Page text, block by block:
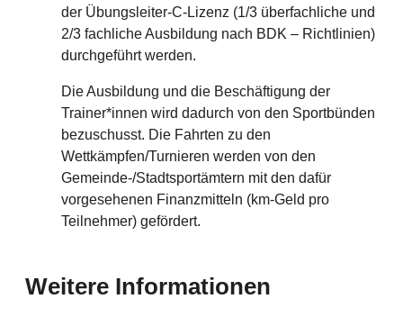
der Übungsleiter-C-Lizenz (1/3 überfachliche und
2/3 fachliche Ausbildung nach BDK – Richtlinien)
durchgeführt werden.
Die Ausbildung und die Beschäftigung der
Trainer*innen wird dadurch von den Sportbünden
bezuschusst. Die Fahrten zu den
Wettkämpfen/Turnieren werden von den
Gemeinde-/Stadtsportämtern mit den dafür
vorgesehenen Finanzmitteln (km-Geld pro
Teilnehmer) gefördert.
Weitere Informationen